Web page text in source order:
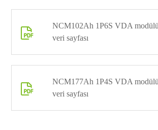

NCM102Ah 1P6S VDA modülü
veri sayfası

NCM177Ah 1P4S VDA modülü
veri sayfası